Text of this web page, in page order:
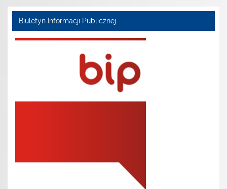
Biuletyn Informacji Publicznej